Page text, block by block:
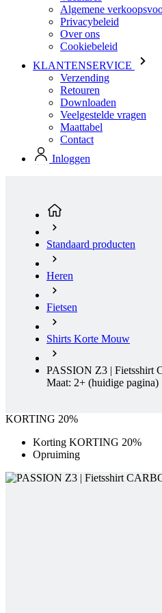
KLANTENSERVICE
Verzending
Retouren
Downloaden
Veelgestelde vragen
Maattabel
Contact
Inloggen
Heren
Fietsen
Shirts Korte Mouw
PASSION Z3 | Fietsshirt
Maat: 2+
KORTING 20%
Korting KORTING 20%